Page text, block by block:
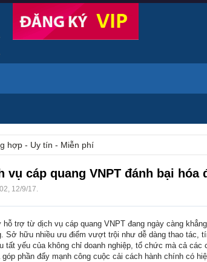
hợp - Uy tín - Miễn phí
cáp quang VNPT đánh bại hóa
, 12/9/17.
trợ từ dịch vụ cáp quang VNPT đang ngày càng
Sở hữu nhiều ưu điểm vượt trội như dễ dàng thao tác,
tất yếu của không chỉ doanh nghiệp, tổ chức mà cả các
phần đẩy mạnh công cuộc cải cách hành chính có